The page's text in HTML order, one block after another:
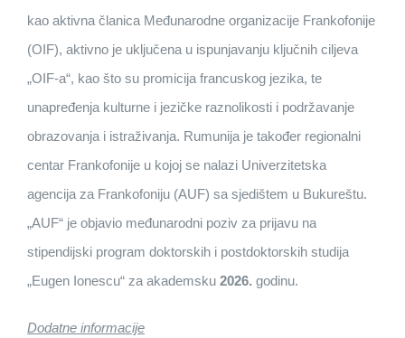
kao aktivna članica Međunarodne organizacije Frankofonije
(OIF), aktivno je uključena u ispunjavanju ključnih ciljeva
„OIF-a“, kao što su promicija francuskog jezika, te
unapređenja kulturne i jezičke raznolikosti i podržavanje
obrazovanja i istraživanja. Rumunija je također regionalni
centar Frankofonije u kojoj se nalazi Univerzitetska
agencija za Frankofoniju (AUF) sa sjedištem u Bukureštu.
„AUF“ je objavio međunarodni poziv za prijavu na
stipendijski program doktorskih i postdoktorskih studija
„Eugen Ionescu“ za akademsku 2026. godinu.
Dodatne informacije